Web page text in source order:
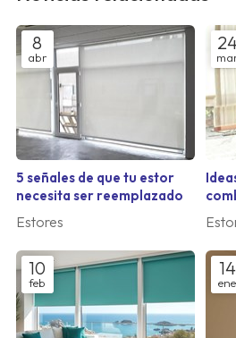
8
abr
5 señales de que tu estor
necesita ser reemplazado
Estores
10
feb
14
ene